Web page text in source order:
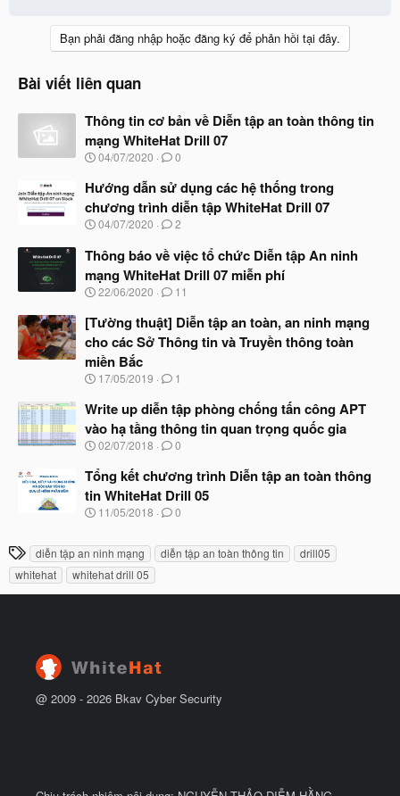
Bạn phải đăng nhập hoặc đăng ký để phản hồi tại đây.
Bài viết liên quan
Thông tin cơ bản về Diễn tập an toàn thông tin
mạng WhiteHat Drill 07
N
à
b
ắ
đ
ầ
u
04/07/2020 0
Hướng dẫn sử dụng các hệ thống trong
chương trình diễn tập WhiteHat Drill 07
N
à
y
b
ắ
đ
ầ
u
04/07/2020 2
Thông báo về việc tổ chức Diễn tập An ninh
mạng WhiteHat Drill 07 miễn phí
N
à
b
ắ
t
ầ
u
22/06/2020 11
[Tường thuật] Diễn tập an toàn, an ninh mạng
cho các Sở Thông tin và Truyền thông toàn
miền Bắc
N
à
b
ắ
đ
ầ
u
17/05/2019 1
Write up diễn tập phòng chống tấn công APT
vào hạ tầng thông tin quan trọng quốc gia
N
à
b
ắ
đ
ầ
u
02/07/2018 0
Tổng kết chương trình Diễn tập an toàn thông
tin WhiteHat Drill 05
N
y
b
ắ
t
11/05/2018 0
T
h
ẻ
diễn tập an ninh mạng diễn tập an toàn thông tin
drill05
whitehat
whitehat drill 05
@ 2009 - 2026 Bkav Cyber Security